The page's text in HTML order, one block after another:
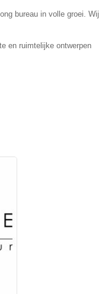
bureau in volle groei. Wij
en ruimtelijke ontwerpen